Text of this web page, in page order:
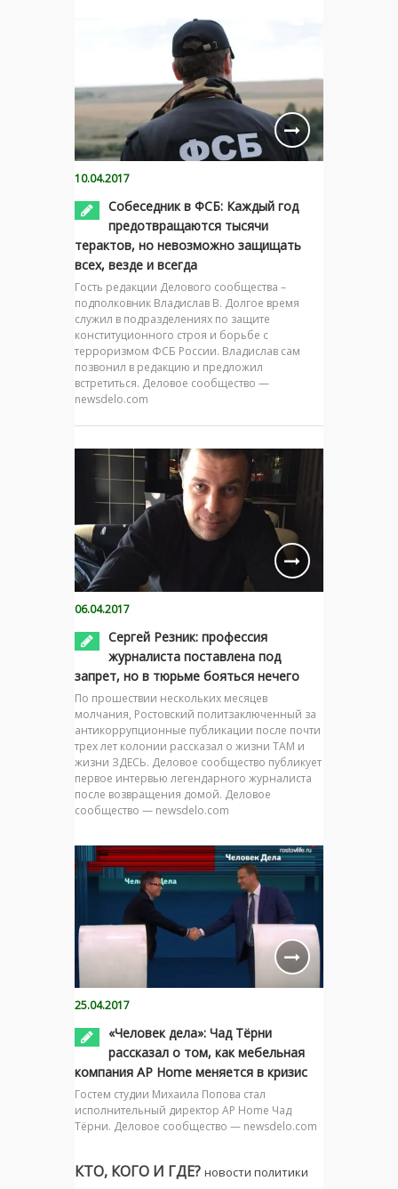
10.04.2017
Собеседник в ФСБ: Каждый год
предотвращаются тысячи
терактов, но невозможно защищать
всех, везде и всегда
Гость редакции Делового сообщества –
подполковник Владислав В. Долгое время
служил в подразделениях по защите
конституционного строя и борьбе с
терроризмом ФСБ России. Владислав сам
позвонил в редакцию и предложил
встретиться. Деловое сообщество —
newsdelo.com
06.04.2017
Сергей Резник: профессия
журналиста поставлена под
запрет, но в тюрьме бояться нечего
По прошествии нескольких месяцев
молчания, Ростовский политзаключенный за
антикоррупционные публикации после почти
трех лет колонии рассказал о жизни ТАМ и
жизни ЗДЕСЬ. Деловое сообщество публикует
первое интервью легендарного журналиста
после возвращения домой. Деловое
сообщество — newsdelo.com
25.04.2017
«Человек дела»: Чад Тёрни
рассказал о том, как мебельная
компания AP Home меняется в кризис
Гостем студии Михаила Попова стал
исполнительный директор AP Home Чад
Тёрни. Деловое сообщество — newsdelo.com
КТО, КОГО И ГДЕ? новости политики